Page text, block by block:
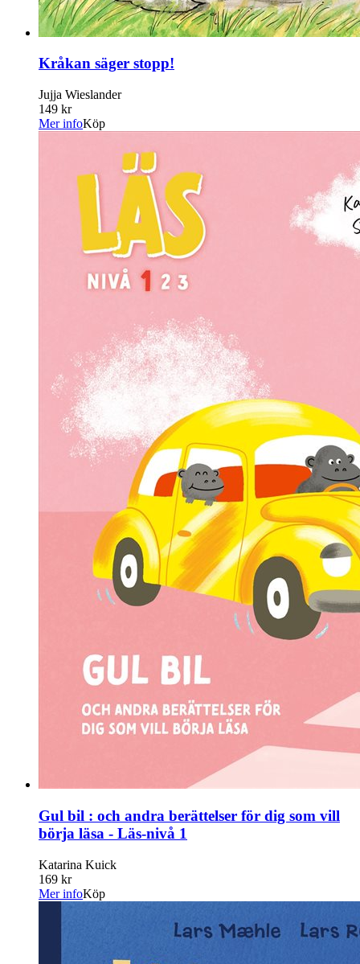
Kråkan säger stopp!
Jujja Wieslander
149 kr
Mer infoKöp
Gul bil : och andra berättelser för dig som vill
börja läsa - Läs-nivå 1
Katarina Kuick
169 kr
Mer infoKöp